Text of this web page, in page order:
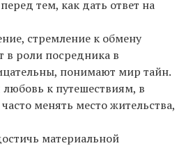
тем, как дать ответ на
стремление к обмену
в роли посредника в
понимают мир тайн.
к путешествиям, в
менять место жительства,
материальной